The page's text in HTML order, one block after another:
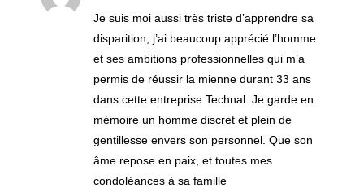
Je suis moi aussi très triste d’apprendre sa
disparition, j’ai beaucoup apprécié l’homme
et ses ambitions professionnelles qui m’a
permis de réussir la mienne durant 33 ans
dans cette entreprise Technal. Je garde en
mémoire un homme discret et plein de
gentillesse envers son personnel. Que son
âme repose en paix, et toutes mes
condoléances à sa famille